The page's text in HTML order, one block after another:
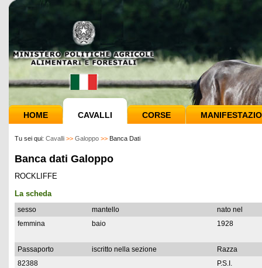
HOME CAVALLI CORSE
Tu sei qui: Cavalli >> Galoppo >> Banca Dati
Banca dati Galoppo
ROCKLIFFE
La scheda
sesso mantello
nato nel
femmina
baio 1928
Passaporto iscritto nella sezione
Razza
82388
P.S.I.